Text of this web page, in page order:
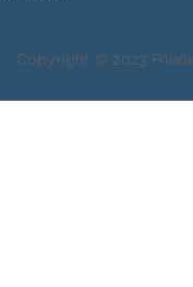
Copyright © 2023